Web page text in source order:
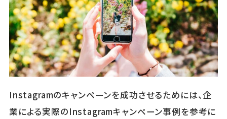
Instagramのキャンペーンを成功させるためには、企
業による実際のInstagramキャンペーン事例を参考に